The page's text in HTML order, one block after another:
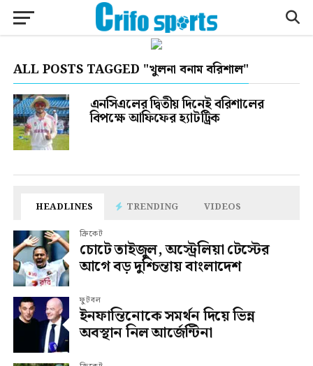
ALL POSTS TAGGED "খুলনা বনাম বরিশাল"
এনসিএলের দ্বিতীয় দিনেই বরিশালের
বিপক্ষে আফিফের হ্যাটট্রিক
HEADLINES TRENDING VIDEOS
ক্রিকেট
চোটে তাইজুল, অস্ট্রেলিয়া টেস্টের
আগে বড় দুশ্চিন্তায় বাংলাদেশ
ফুটবল
ইনফান্তিনোকে সমর্থন দিয়ে ভিন্ন
অবস্থান নিল আর্জেন্টিনা